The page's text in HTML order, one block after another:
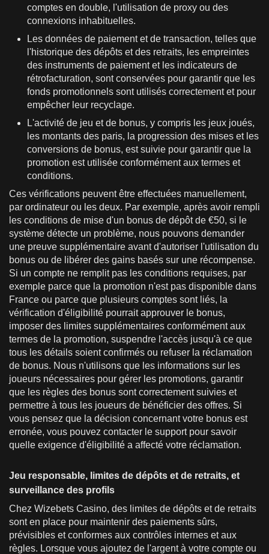
comptes en double, l'utilisation de proxy ou des
connexions inhabituelles.
Les données de paiement et de transaction, telles que
l'historique des dépôts et des retraits, les empreintes
des instruments de paiement et les indicateurs de
rétrofacturation, sont conservées pour garantir que les
fonds promotionnels sont utilisés correctement et pour
empêcher leur recyclage.
L'activité de jeu et de bonus, y compris les jeux joués,
les montants des paris, la progression des mises et les
conversions de bonus, est suivie pour garantir que la
promotion est utilisée conformément aux termes et
conditions.
Ces vérifications peuvent être effectuées manuellement,
par ordinateur ou les deux. Par exemple, après avoir rempli
les conditions de mise d'un bonus de dépôt de €50, si le
système détecte un problème, nous pouvons demander
une preuve supplémentaire avant d'autoriser l'utilisation du
bonus ou de libérer des gains basés sur une récompense.
Si un compte ne remplit pas les conditions requises, par
exemple parce que la promotion n'est pas disponible dans
France ou parce que plusieurs comptes sont liés, la
vérification d'éligibilité pourrait approuver le bonus,
imposer des limites supplémentaires conformément aux
termes de la promotion, suspendre l'accès jusqu'à ce que
tous les détails soient confirmés ou refuser la réclamation
de bonus. Nous n'utilisons que les informations sur les
joueurs nécessaires pour gérer les promotions, garantir
que les règles des bonus sont correctement suivies et
permettre à tous les joueurs de bénéficier des offres. Si
vous pensez que la décision concernant votre bonus est
erronée, vous pouvez contacter le support pour savoir
quelle exigence d'éligibilité a affecté votre réclamation.
Jeu responsable, limites de dépôts et de retraits, et
surveillance des profils
Chez Wizebets Casino, des limites de dépôts et de retraits
sont en place pour maintenir des paiements sûrs,
prévisibles et conformes aux contrôles internes et aux
règles. Lorsque vous ajoutez de l'argent à votre compte ou